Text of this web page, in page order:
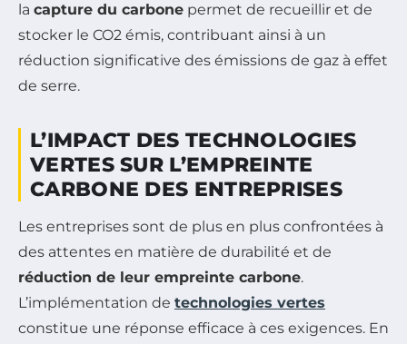
la capture du carbone permet de recueillir et de
stocker le CO2 émis, contribuant ainsi à un
réduction significative des émissions de gaz à effet
de serre.
L’IMPACT DES TECHNOLOGIES
VERTES SUR L’EMPREINTE
CARBONE DES ENTREPRISES
Les entreprises sont de plus en plus confrontées à
des attentes en matière de durabilité et de
réduction de leur empreinte carbone.
L’implémentation de technologies vertes
constitue une réponse efficace à ces exigences. En